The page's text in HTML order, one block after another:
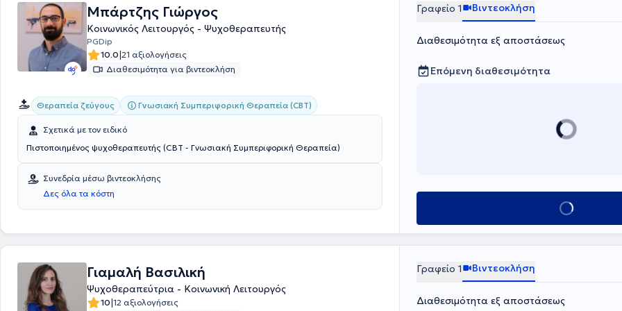
Μπάρτζης Γιώργος
Κοινωνικός Λειτουργός - Ψυχοθεραπευτής
PGDip
10.0|21 αξιολογήσεις
Διαθεσιμότητα για βιντεοκλήση
Θεραπεία ζεύγους Γνωσιακή Συμπεριφορική Θεραπεία (CBT)
Σχετικά με τον ειδικό
Πιστοποιημένος ψυχοθεραπευτής (CBT - Γνωσιακή Συμπεριφορική Θεραπεία)
Συνεδρία μέσω βιντεοκλήσης
Δες όλα τα κόστη
Γραφείο 1 Βιντεοκλήση
Διαθεσιμότητα εξ αποστάσεως
Επόμενη διαθεσιμότητα
Κλείσε ραντεβού
Γιαμαλή Βασιλική
Ψυχοθεραπεύτρια - Κοινωνική Λειτουργός
10|12 αξιολογήσεις
Γραφείο 1 Βιντεοκλήση
Διαθεσιμότητα εξ αποστάσεως